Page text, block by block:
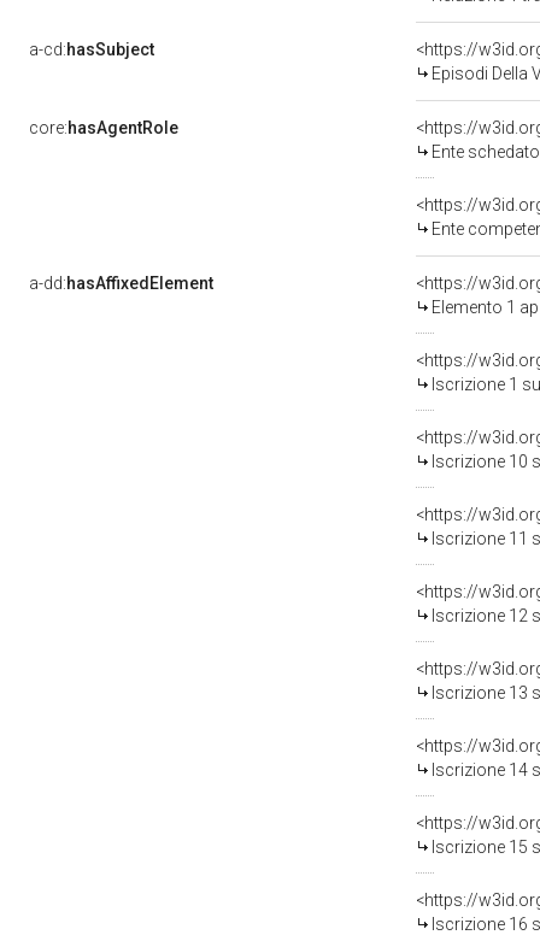
a-cd:hasSubject
<https://
Episodi Della
core:hasAgentRole
<https://
Ente
<https://
Ente competente per
a-dd:hasAffixedElement
<https://
Elemento 1
<https://
Iscrizione 1
<https://
Iscrizione 10
<https://
Iscrizione 11
<https://
Iscrizione 12
<https://
Iscrizione 13
<https://
Iscrizione 14
<https://
Iscrizione 15
<https://
Iscrizione 16